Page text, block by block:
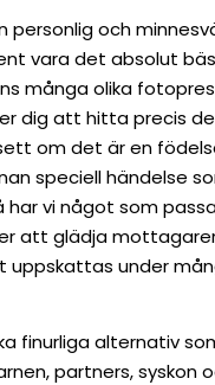
personlig och
vara det absolut
många olika
dig att hitta precis
om det är en
speciell händelse
vi något som
att glädja
under
finurliga alternativ
partners, syskon